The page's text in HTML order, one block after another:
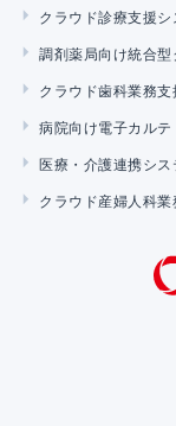
クラウド診療支援シ
調剤薬局向け統合型
クラウド歯科業務支
病院向け電子カルテ
医療・介護連携シス
クラウド産婦人科業